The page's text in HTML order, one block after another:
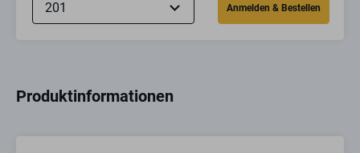
Produktinformationen